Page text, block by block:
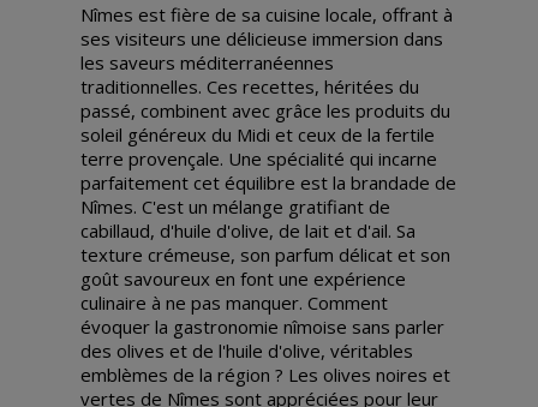
Nîmes est fière de sa cuisine locale, offrant à
ses visiteurs une délicieuse immersion dans
les saveurs méditerranéennes
traditionnelles. Ces recettes, héritées du
passé, combinent avec grâce les produits du
soleil généreux du Midi et ceux de la fertile
terre provençale. Une spécialité qui incarne
parfaitement cet équilibre est la brandade de
Nîmes. C'est un mélange gratifiant de
cabillaud, d'huile d'olive, de lait et d'ail. Sa
texture crémeuse, son parfum délicat et son
goût savoureux en font une expérience
culinaire à ne pas manquer. Comment
évoquer la gastronomie nîmoise sans parler
des olives et de l'huile d'olive, véritables
emblèmes de la région ? Les olives noires et
vertes de Nîmes sont appréciées pour leur